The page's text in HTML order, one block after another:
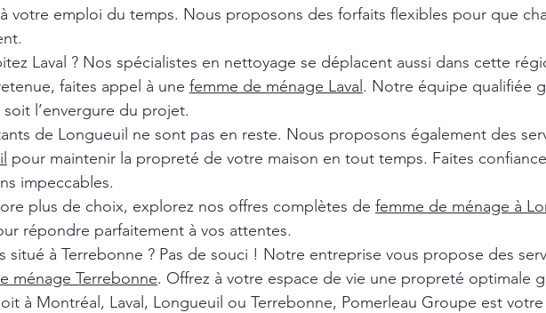
votre emploi du temps. Nous proposons des forfaits flexibles pour que
Laval ? Nos spécialistes en nettoyage se déplacent aussi dans cette
faites appel à une femme de ménage Laval . Notre équipe qualifiée
l’envergure du projet.
de Longueuil ne sont pas en reste. Nous proposons également des
pour maintenir la propreté de votre maison en tout temps. Faites
impeccables.
plus de choix, explorez nos offres complètes de femme de ménage à
répondre parfaitement à vos attentes.
situé à Terrebonne ? Pas de souci ! Notre entreprise vous propose des
ménage Terrebonne. Offrez à votre espace de vie une propreté optimale
à Montréal, Laval, Longueuil ou Terrebonne, Pomerleau Groupe est